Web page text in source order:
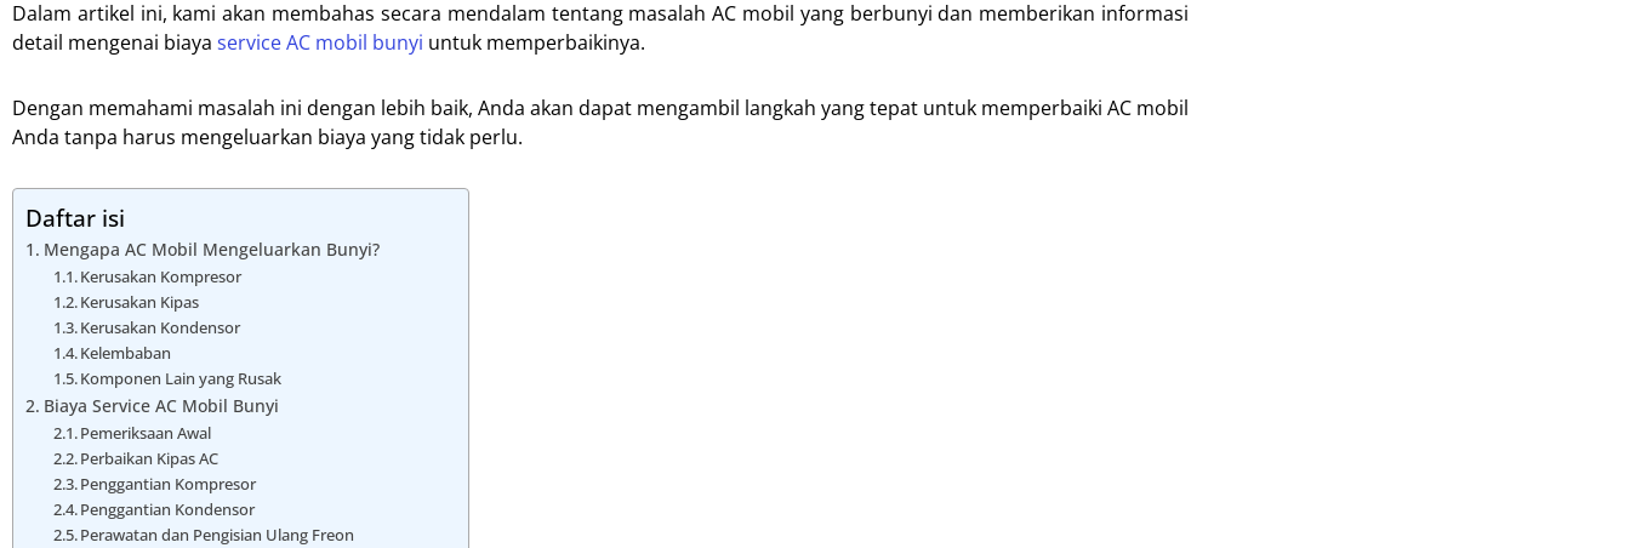
Dalam artikel ini, kami akan membahas secara mendalam tentang masalah AC mobil yang berbunyi dan memberikan informasi
detail mengenai biaya service AC mobil bunyi untuk memperbaikinya.
Dengan memahami masalah ini dengan lebih baik, Anda akan dapat mengambil langkah yang tepat untuk memperbaiki AC mobil
Anda tanpa harus mengeluarkan biaya yang tidak perlu.
Daftar isi
Mengapa AC Mobil Mengeluarkan Bunyi?
Kerusakan Kompresor
Kerusakan Kipas
Kerusakan Kondensor
Kelembaban
Komponen Lain yang Rusak
Biaya Service AC Mobil Bunyi
Pemeriksaan Awal
Perbaikan Kipas AC
Penggantian Kompresor
Penggantian Kondensor
Perawatan dan Pengisian Ulang Freon